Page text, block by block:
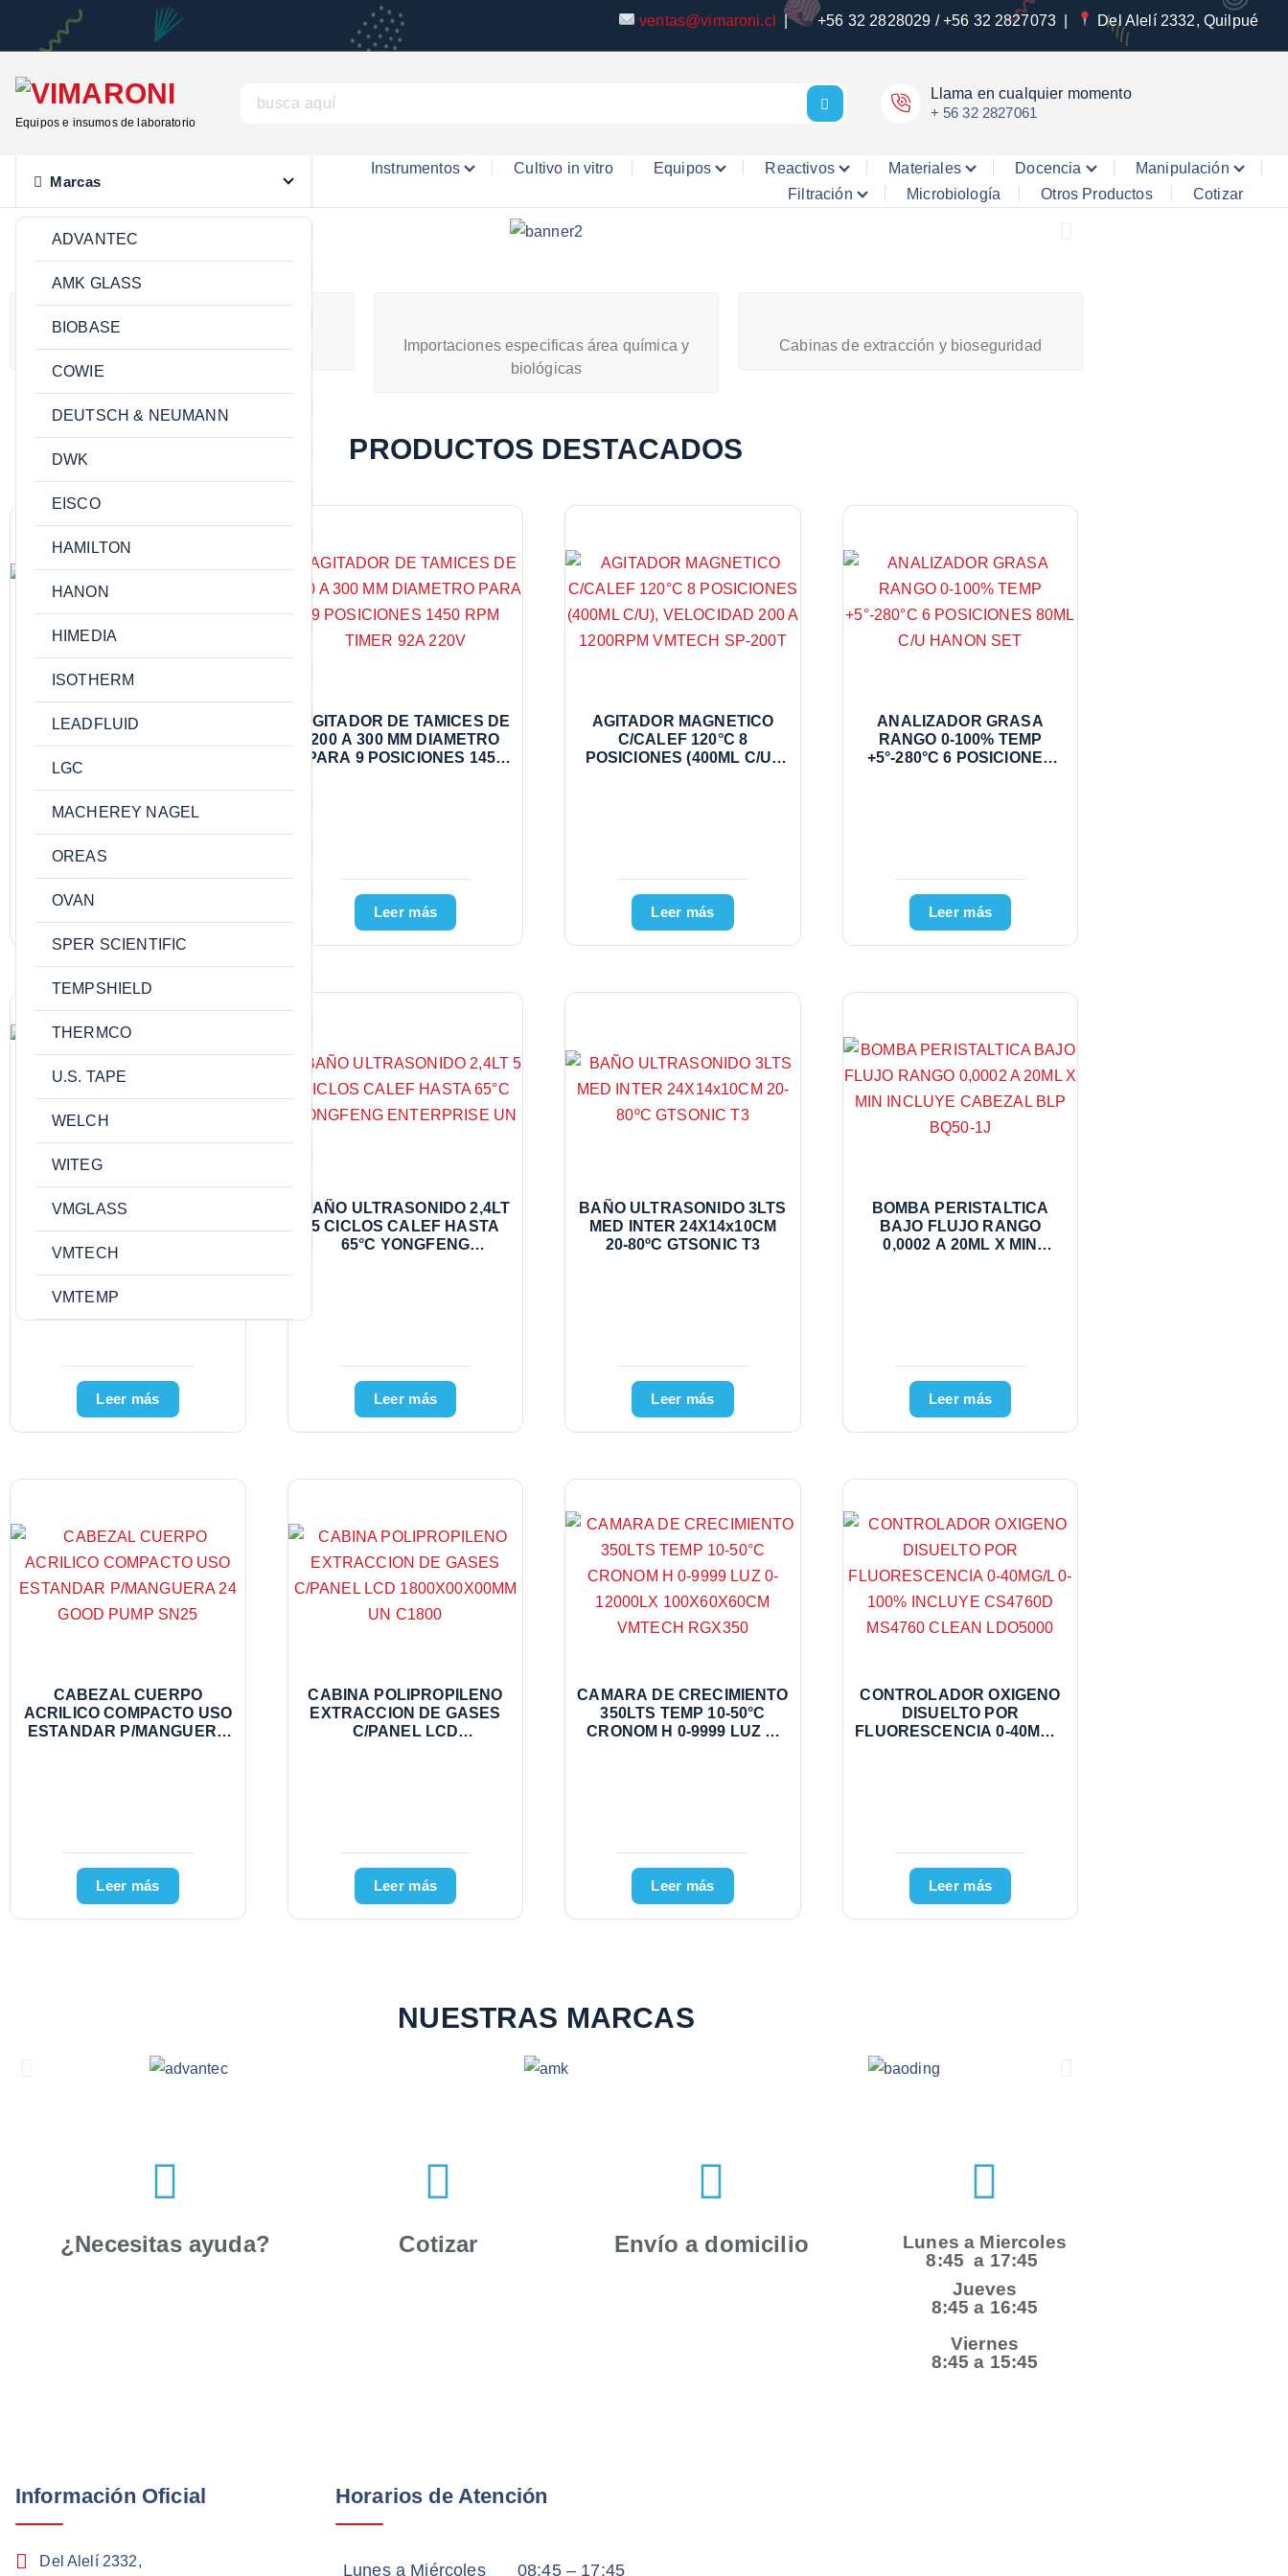
ventas@vimaroni.cl | +56 32 2828029 / +56 32 2827073 Del Alelí 2332, Quilpué
Equipos e insumos de laboratorio
Llama en cualquier momento
+ 56 32 2827061
Marcas
ADVANTEC
AMK GLASS
BIOBASE
COWIE
DEUTSCH & NEUMANN
DWK
EISCO
HAMILTON
HANON
HIMEDIA
ISOTHERM
LEADFLUID
LGC
MACHEREY NAGEL
OREAS
OVAN
SPER SCIENTIFIC
TEMPSHIELD
THERMCO
U.S. TAPE
WELCH
WITEG
VMGLASS
VMTECH
VMTEMP
Instrumentos Cultivo in vitro Equipos Reactivos Materiales Docencia
Manipulación
Filtración
Microbiología Otros Productos Cotizar
Combustible y minería
Importaciones especificas área química y
biológicas
Cabinas de extracción y bioseguridad
PRODUCTOS DESTACADOS
MATERIALES DE
AGITADOR DE TAMICES DE
200 A 300 MM DIAMETRO
PARA 9 POSICIONES 1450
Leer más
AGITADOR MAGNETICO
C/CALEF 120°C 8
POSICIONES (400ML C/U),
Leer más
ANALIZADOR GRASA
RANGO 0-100% TEMP
+5°-280°C 6 POSICIONES
Leer más
BAÑO TERMOREGULADO
TEMP.AMB-100°C RES.
0.5°C 288X506X350MM
VMTECH SWT-100
Leer más
BAÑO ULTRASONIDO 2,4LT
5 CICLOS CALEF HASTA
65°C YONGFENG
Leer más
BAÑO ULTRASONIDO 3LTS
MED INTER 24X14x10CM
20-80ºC GTSONIC T3
Leer más
BOMBA PERISTALTICA
BAJO FLUJO RANGO
0,0002 A 20ML X MIN
Leer más
CABEZAL CUERPO
ACRILICO COMPACTO USO
ESTANDAR P/MANGUERA
Leer más
CABINA POLIPROPILENO
EXTRACCION DE GASES
C/PANEL LCD
Leer más
CAMARA DE CRECIMIENTO
350LTS TEMP 10-50°C
CRONOM H 0-9999 LUZ 0-
Leer más
CONTROLADOR OXIGENO
DISUELTO POR
FLUORESCENCIA 0-40MG/L
Leer más
NUESTRAS MARCAS
¿Necesitas ayuda? Cotizar Envío a domicilio
Lunes a Miercoles
8:45 a 17:45
Jueves
8:45 a 16:45
Viernes
8:45 a 15:45
Información Oficial
Del Alelí 2332,
Horarios de Atención
Lunes a Miércoles 08:45 – 17:45